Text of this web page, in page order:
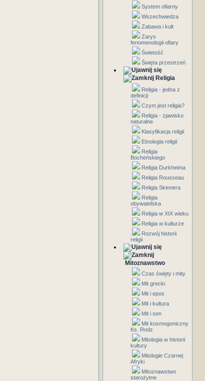
System ofiarny
Wszechwiedza
Zabawa i kult
Zarys
fenomenologii ofiary
Świetość
Święta przestrzeń
Religia
Religia - jedna z
definicji
Czym jest religia?
Religia - zjawisko
naturalne
Klasyfikacja religii
Etnologia religii
Religia
Bocheńskiego
Religia Durkheima
Religia Rousseau
Religia Skinnera
Religia
obywatelska
Religia w XIX wieku
Religia w kulturze
Rozwój historii
religii
Mitoznawstwo
Czas święty i mity
Mit grecki
Mit i epos
Mit i kultura
Mit i sen
Mit kosmogoniczny
Ks. Rodz.
Mitologia w historii
kultury
Mitologie Czarnej
Afryki
Mitoznawstwo
starożytne